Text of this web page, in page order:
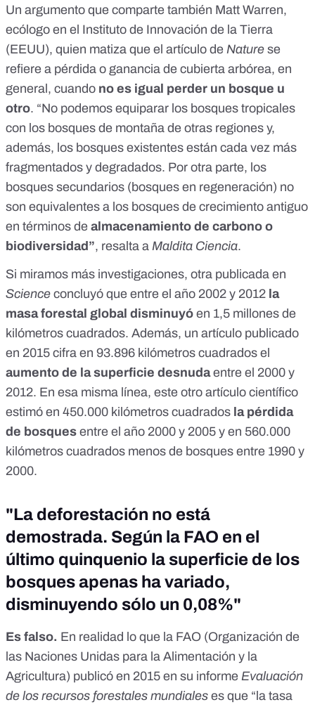
Un argumento que comparte también Matt Warren,
ecólogo en el Instituto de Innovación de la Tierra
(EEUU), quien matiza que el artículo de Nature se
refiere a pérdida o ganancia de cubierta arbórea, en
general, cuando no es igual perder un bosque u
otro. “No podemos equiparar los bosques tropicales
con los bosques de montaña de otras regiones y,
además, los bosques existentes están cada vez más
fragmentados y degradados. Por otra parte, los
bosques secundarios (bosques en regeneración) no
son equivalentes a los bosques de crecimiento antiguo
en términos de almacenamiento de carbono o
biodiversidad”, resalta a Maldita Ciencia.
Si miramos más investigaciones, otra publicada en
Science concluyó que entre el año 2002 y 2012 la
masa forestal global disminuyó en 1,5 millones de
kilómetros cuadrados. Además, un artículo publicado
en 2015 cifra en 93.896 kilómetros cuadrados el
aumento de la superficie desnudaentre el 2000 y
2012. En esa misma línea, este otro artículo científico
estimó en 450.000 kilómetros cuadrados la pérdida
de bosques entre el año 2000 y 2005 y en 560.000
kilómetros cuadrados menos de bosques entre 1990 y
2000.
"La deforestación no está
demostrada. Según la FAO en el
último quinquenio la superficie de los
bosques apenas ha variado,
disminuyendo sólo un 0,08%"
Es falso. En realidad lo que la FAO (Organización de
las Naciones Unidas para la Alimentación y la
Agricultura) publicó en 2015 en su informe Evaluación
de los recursos forestales mundiales es que “la tasa